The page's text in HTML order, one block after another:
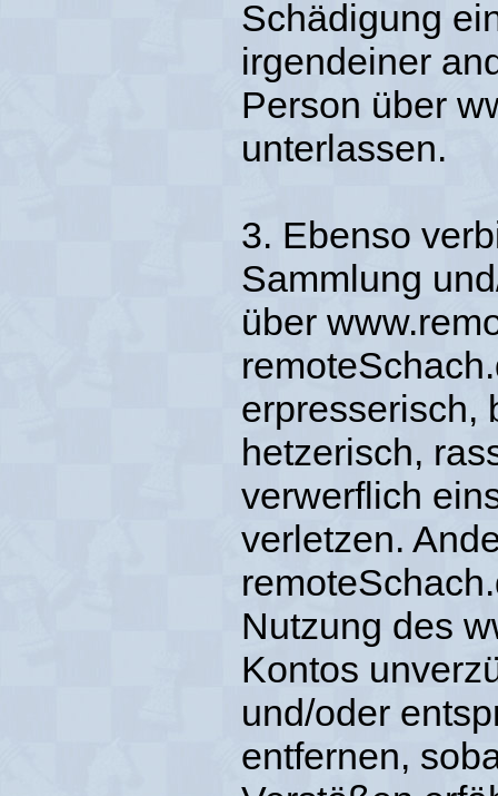
Schädigung
irgendeiner
Person über
unterlassen.
3. Ebenso
Sammlung
über
erpresserisch,
hetzerisch,
verwerflich
verletzen.
Nutzung des
Kontos
und/oder
entfernen,